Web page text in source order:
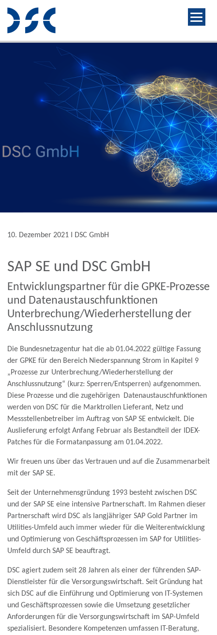
10. Dezember 2021 Ι DSC GmbH
SAP SE und DSC GmbH
Entwicklungspartner für die GPKE-Prozesse
und Datenaustauschfunktionen
Unterbrechung/Wiederherstellung der
Anschlussnutzung
Die Bundesnetzagentur hat die ab 01.04.2022 gültige Fassung
der GPKE für den Bereich Niederspannung Strom in Kapitel 9
„Prozesse zur Unterbrechung/Wiederherstellung der
Anschlussnutzung“ (kurz: Sperren/Entsperren) aufgenommen.
Diese Prozesse und die zugehörigen Datenaustauschfunktionen
werden von DSC für die Marktrollen Lieferant, Netz und
Messstellenbetreiber im Auftrag von SAP SE entwickelt. Die
Auslieferung erfolgt Anfang Februar als Bestandteil der IDEX-
Patches für die Formatanpassung am 01.04.2022.
Wir freuen uns über das Vertrauen und auf die Zusammenarbeit
mit der SAP SE.
Seit der Unternehmensgründung 1993 besteht zwischen DSC
und der SAP SE eine intensive Partnerschaft. Im Rahmen dieser
Partnerschaft wird DSC als langjähriger SAP Gold Partner im
Utilities-Umfeld auch immer wieder für die Weiterentwicklung
und Optimierung von Geschäftsprozessen im SAP for Utilities-
Umfeld durch SAP SE beauftragt.
DSC agiert zudem seit 28 Jahren als einer der führenden SAP-
Dienstleister für die Versorgungswirtschaft. Seit Gründung hat
sich DSC auf die Einführung und Optimierung von IT-Systemen
und Geschäftsprozessen sowie die Umsetzung gesetzlicher
Anforderungen für die Versorgungswirtschaft im SAP-Umfeld
spezialisiert. Besondere Kompetenzen umfassen IT-Beratung,